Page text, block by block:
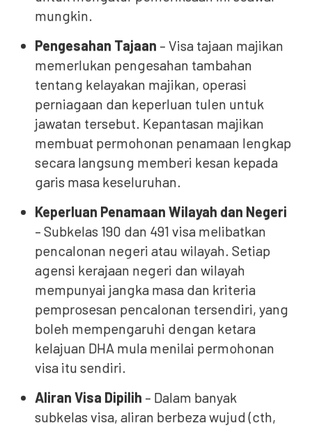
mungkin.
Pengesahan Tajaan – Visa tajaan majikan
memerlukan pengesahan tambahan
tentang kelayakan majikan, operasi
perniagaan dan keperluan tulen untuk
jawatan tersebut. Kepantasan majikan
membuat permohonan penamaan lengkap
secara langsung memberi kesan kepada
garis masa keseluruhan.
Keperluan Penamaan Wilayah dan Negeri
– Subkelas 190 dan 491 visa melibatkan
pencalonan negeri atau wilayah. Setiap
agensi kerajaan negeri dan wilayah
mempunyai jangka masa dan kriteria
pemprosesan pencalonan tersendiri, yang
boleh mempengaruhi dengan ketara
kelajuan DHA mula menilai permohonan
visa itu sendiri.
Aliran Visa Dipilih – Dalam banyak
subkelas visa, aliran berbeza wujud (cth,